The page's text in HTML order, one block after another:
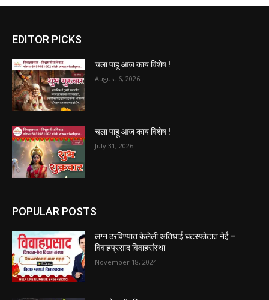
EDITOR PICKS
चला पाहू आज काय विशेष !
August 6, 2026
चला पाहू आज काय विशेष !
July 31, 2026
POPULAR POSTS
लग्न ठरविण्यात केलेली अतिघाई घटस्फोटात नेई –
विवाहप्रसाद विवाहसंस्था
November 18, 2024